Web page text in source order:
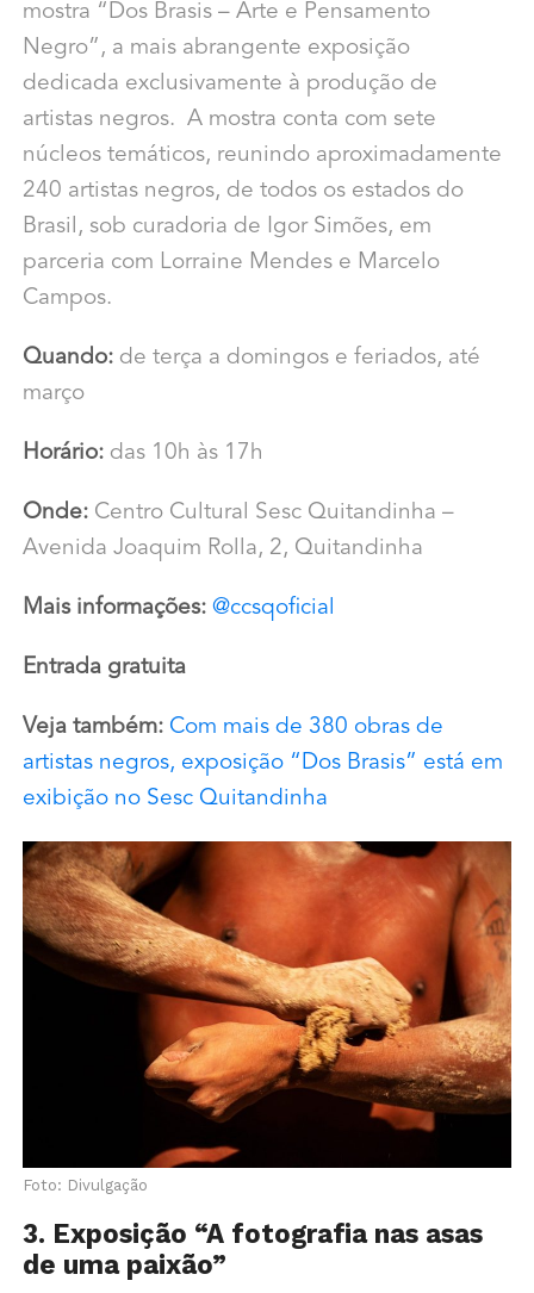
mostra “ Dos Brasis – Arte e Pensamento
Negro” , a mais abrangente exposição
dedicada exclusivamente à produção de
artistas negros. A mostra conta com sete
núcleos temáticos, reunindo aproximadamente
240 artistas negros, de todos os estados do
Brasil, sob curadoria de Igor Simões, em
parceria com Lorraine Mendes e Marcelo
Campos.
Quando:de terça a domingos e feriados, até
março
Horário:das 10h às 17h
Onde:Centro Cultural Sesc Quitandinha –
Avenida Joaquim Rolla, 2, Quitandinha
Mais informações: @ccsqoficial
Entrada gratuita
Veja também: Com mais de 380 obras de
artistas negros, exposição “Dos Brasis” está em
exibição no Sesc Quitandinha
Foto: Divulgação
3. Exposição “A fotografia nas asas
de uma paixão”